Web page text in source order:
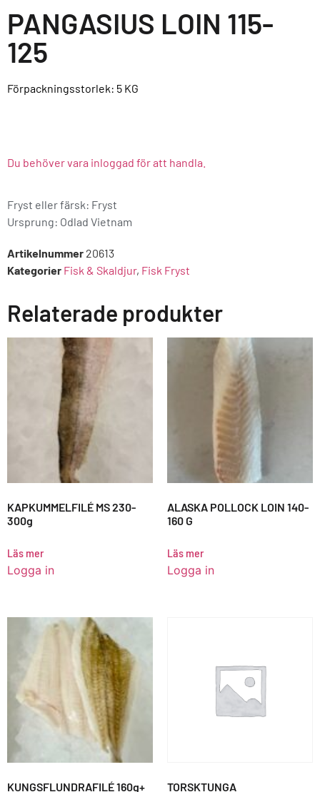
PANGASIUS LOIN 115-
125
Förpackningsstorlek: 5 KG
Du behöver vara inloggad för att handla.
Fryst eller färsk: Fryst
Ursprung: Odlad Vietnam
Artikelnummer 20613
Kategorier Fisk & Skaldjur, Fisk Fryst
Relaterade produkter
KAPKUMMELFILÉ MS 230-
300g
Läs mer
Logga in
ALASKA POLLOCK LOIN 140-
160 G
Läs mer
Logga in
KUNGSFLUNDRAFILÉ 160g+ TORSKTUNGA